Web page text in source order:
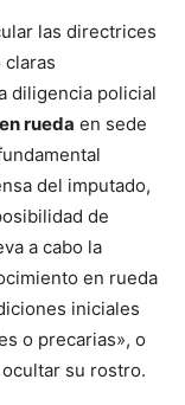
las directrices
diligencia policial
rueda en sede
del imputado,
de
a cabo la
en rueda
iniciales
o precarias», o
su rostro.